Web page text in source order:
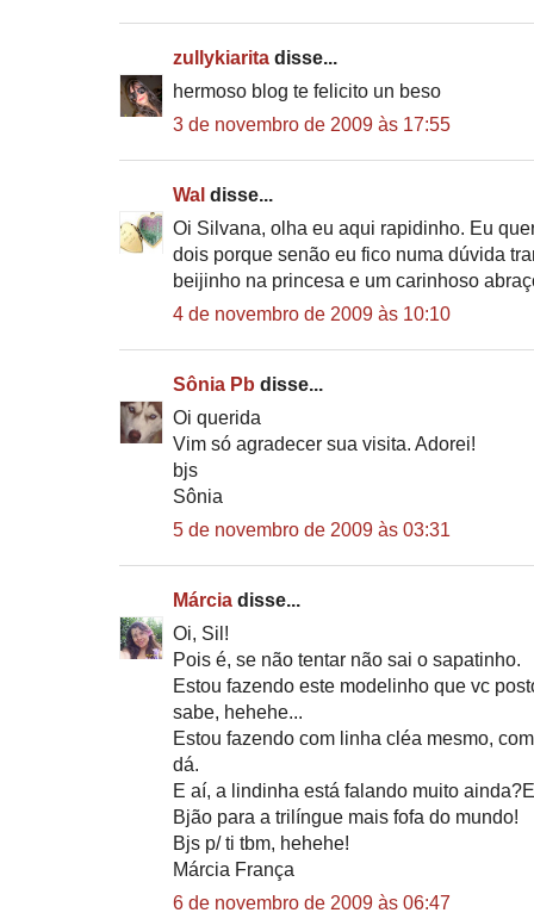
zullykiarita disse...
hermoso blog te felicito un beso
3 de novembro de 2009 às 17:55
Wal disse...
Oi Silvana, olha eu aqui rapidinho. Eu
dois porque senão eu fico numa dúvida
beijinho na princesa e um carinhoso
4 de novembro de 2009 às 10:10
Sônia Pb disse...
Oi querida
Vim só agradecer sua visita. Adorei!
bjs
Sônia
5 de novembro de 2009 às 03:31
Márcia disse...
Oi, Sil!
Pois é, se não tentar não sai o sapatinho.
Estou fazendo este modelinho que vc
sabe, hehehe...
Estou fazendo com linha cléa mesmo,
dá.
E aí, a lindinha está falando muito
Bjão para a trilíngue mais fofa do mundo!
Bjs p/ ti tbm, hehehe!
Márcia França
6 de novembro de 2009 às 06:47